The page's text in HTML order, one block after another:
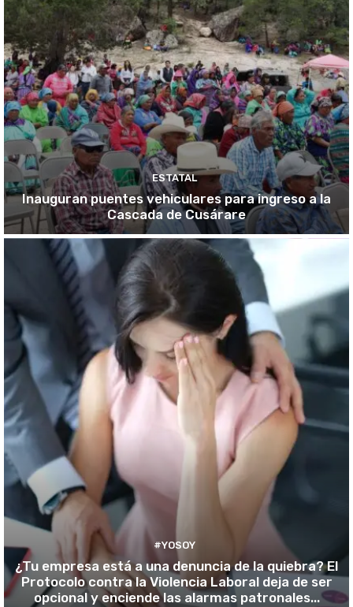
ESTATAL
Inauguran puentes vehiculares para ingreso a la
Cascada de Cusárare
#YOSOY
¿Tu empresa está a una denuncia de la quiebra? El
Protocolo contra la Violencia Laboral deja de ser
opcional y enciende las alarmas patronales...